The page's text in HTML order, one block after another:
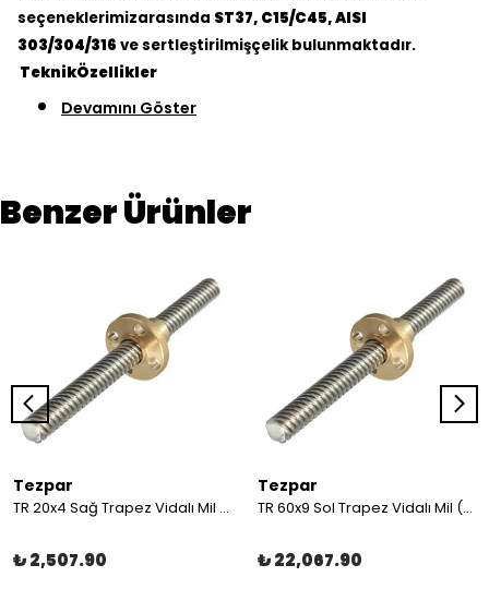
seçeneklerimizarasında ST37, C15/C45, AISI
303/304/316 ve sertleştirilmişçelik bulunmaktadır.
TeknikÖzellikler
Devamını Göster
Benzer Ürünler
Tezpar
TR 20x4 Sağ Trapez Vidalı Mil (3 Metre C45)
₺ 2,507.90
Tezpar
TR 60x9 Sol Trapez Vidalı Mil (4 Metre C45)
₺ 22,067.90